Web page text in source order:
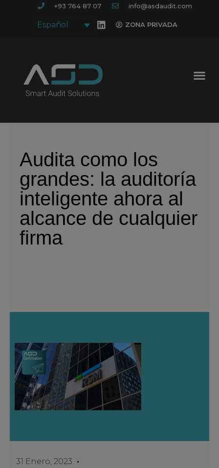
+93 764 87 07 info@asdaudit.com
Español ZONA PRIVADA
Audita como los
grandes: la auditoría
inteligente ahora al
alcance de cualquier
firma
31 Enero, 2023